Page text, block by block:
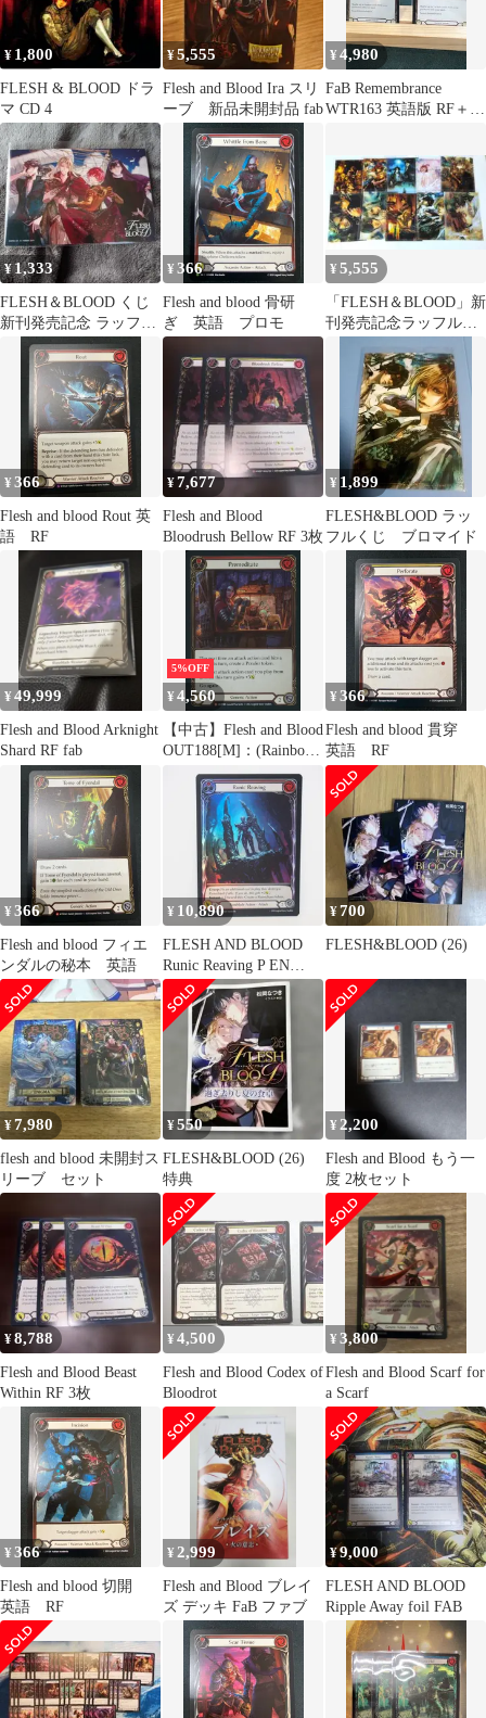
¥ 1,800
FLESH & BLOOD ドラ
マ CD 4
¥5,555
Flesh and Blood Ira スリ
ーブ 新品未開封品 fab
¥4,980
FaB Remembrance
WTR163 英語版 RF＋
¥1,333
FLESH＆BLOOD くじ
新刊発売記念 ラッフル
くじ ポストカード 特典
¥366
Flesh and blood 骨研
ぎ 英語 プロモ
¥5,555
「FLESH＆BLOOD」新
刊発売記念ラッフルく
プセット
¥366
Flesh and blood Rout 英
語 RF
¥7,677
Flesh and Blood
Bloodrush Bellow RF 3枚
¥ 1,899
FLESH&BLOOD ラッ
フルくじ ブロマイド
¥49,999
Flesh and Blood Arknight
Shard RF fab
5%OFF
¥4,560
【中古】Flesh and Blood
OUT188[M]：(Rainbow
Foil)Premeditate
¥366
Flesh and blood 貫穿
英語 RF
¥366
Flesh and blood フィエ
ンダルの秘本 英語
¥ 10,890
FLESH AND BLOOD
Runic Reaving P EN
FAB477 Rainbow Foil ト
レカ ∴WU5433
¥700
FLESH&BLOOD (26)
¥7,980
flesh and blood 未開封ス
リーブ セット
¥550
FLESH&BLOOD (26)
特典
¥ 2,200
Flesh and Blood もう一
度 2枚セット
¥8,788
Flesh and Blood Beast
Within RF 3枚
¥4,500
Flesh and Blood Codex of
Bloodrot
¥3,800
Flesh and Blood Scarf for
a Scarf
¥366
Flesh and blood 切開
英語 RF
¥ 2,999
Flesh and Blood ブレイ
ズ デッキ FaB ファブ
¥9,000
FLESH AND BLOOD
Ripple Away foil FAB